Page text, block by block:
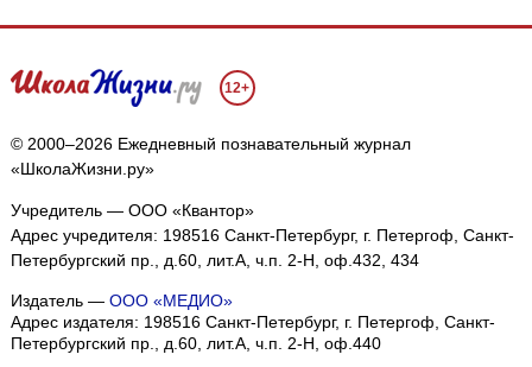
12+
© 2000–2026 Ежедневный познавательный журнал
«ШколаЖизни.ру»
Учредитель — ООО «Квантор»
Адрес учредителя: 198516 Санкт-Петербург, г. Петергоф, Санкт-
Петербургский пр., д.60, лит.А, ч.п. 2-Н, оф.432, 434
Издатель — ООО «МЕДИО»
Адрес издателя: 198516 Санкт-Петербург, г. Петергоф, Санкт-
Петербургский пр., д.60, лит.А, ч.п. 2-Н, оф.440